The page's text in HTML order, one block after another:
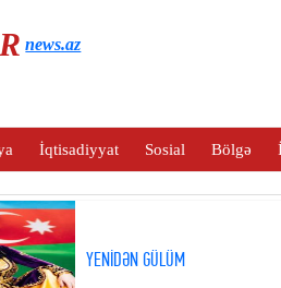
news.az
İqtisadiyyat Sosial Bölgə
YENİDƏN GÜLÜM